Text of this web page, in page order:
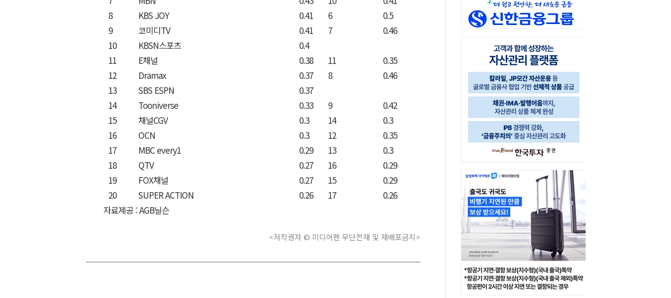
8
KBS JOY 0.41 6
0.5
9
코미디TV 0.41 7
0.46
10
KBSN스포츠
0.4
11
E채널 0.38 11
0.35
12
Dramax 0.37 8
0.46
13
SBS ESPN
0.37
14
Tooniverse 0.33 9
0.42
15
채널CGV 0.3 14
0.3
16
OCN 0.3 12
0.35
17
MBC every1 0.29 13
0.3
18
QTV 0.27 16
0.29
19
FOX채널 0.27 15
0.29
20
SUPER ACTION 0.26 17
0.26
자료제공 : AGB닐슨
<저작권자 © 미디어펜 무단전재 및 재배포금지>